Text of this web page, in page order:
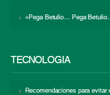
«Pega Betulio… Pega
TECNOLOGÍA
Recomendaciones para evitar